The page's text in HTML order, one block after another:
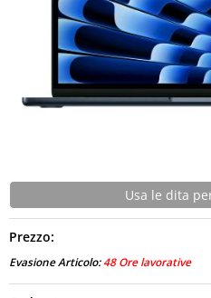
CONTATTI
Usa le dita
Prezzo:
Evasione Articolo:48 Ore lavorative